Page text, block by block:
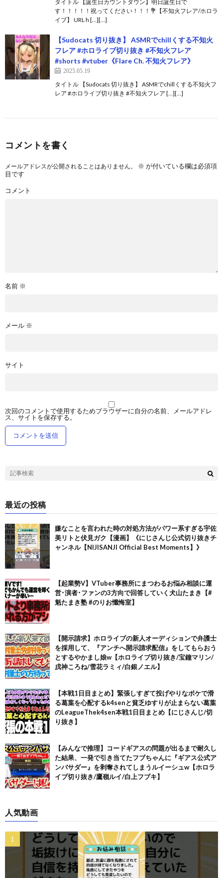
タイトル 【誕生日カウントダウン】明日誕生日で
す！！！！！祝ってください！！！💐【不知火フレア/ホロラ
イブ】 URL h […][…]
【Sudocats 切り抜き】 ASMRでchillくする不知火
フレア #ホロライブ切り抜き #不知火フレア
#shorts #vtuber《Flare Ch. 不知火フレア》
2025.05.19
タイトル 【Sudocats 切り抜き】 ASMRでchillくする不知火フ
レア #ホロライブ切り抜き #不知火フレア […][…]
コメントを書く
メールアドレスが公開されることはありません。 ※ が付いている欄は必須項
目です
コメント
名前 ※
メール ※
サイト
次回のコメントで使用するためブラウザーに自分の名前、メールアドレ
ス、サイトを保存する。
最近の投稿
嫌なことを言われた時の対処方法がパワー系すぎる宇佐
美リトと伏見ガク【漫画】《にじさんじ公式切り抜きチ
ャンネル【NIJISANJI Official Best Moments】》
【起業勢V】VTuber事務所にまつわるお悩み相談に運
営･演者･ファンの3方向で回答していく犬山たまき【#
魁たまき塾 #のりお懺悔室】
【開示請求】ホロライブの新人オーディションで弁護士
を採用して、『アンチへ開示請求配信』をしてもらおう
とするやかまし娘w【ホロライブ切り抜き/宝鐘マリン/
戌神ころね/雪花ラミィ/白銀ノエル】
【本戦1日目まとめ】緊張しすぎて投げやりなボケで滑
る葛葉を心配するk4senと貧乏ゆすりが止まらない葛葉
のLeagueThek4sen本戦1日目まとめ【にじさんじ/切
り抜き】
【みんなで推理】コードギアスの問題が出るまで耐久し
た結果、一発で引き当てたフブちゃんに『ギアス公式ア
ンバサダー』を剥奪されてしまうルイーシュw【ホロラ
イブ切り抜き/鷹嶺ルイ/白上フブキ】
人気動画